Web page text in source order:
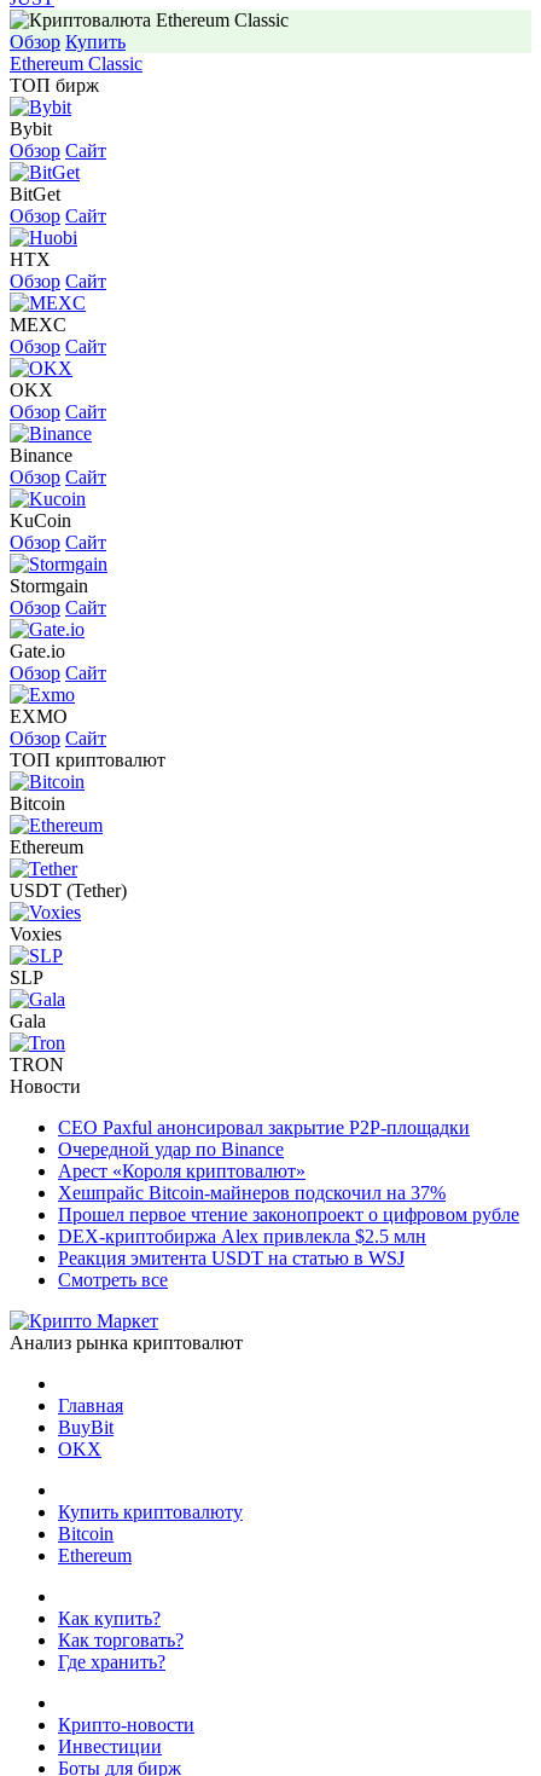
Обзор Купить
Ethereum Classic
ТОП бирж
Bybit
Обзор Сайт
BitGet
Обзор Сайт
HTX
Обзор Сайт
MEXC
Обзор Сайт
OKX
Обзор Сайт
Binance
Обзор Сайт
KuCoin
Обзор Сайт
Stormgain
Обзор Сайт
Gate.io
Обзор Сайт
EXMO
Обзор Сайт
ТОП криптовалют
Bitcoin
Ethereum
USDT (Tether)
Voxies
SLP
Gala
TRON
Новости
CEO Paxful анонсировал закрытие P2P-площадки
Очередной удар по Binance
Арест «Короля криптовалют»
Хешпрайс Bitcoin-майнеров подскочил на 37%
Прошел первое чтение законопроект о цифровом рубле
DEX-криптобиржа Alex привлекла $2.5 млн
Реакция эмитента USDT на статью в WSJ
Смотреть все
Анализ рынка криптовалют
Главная
BuyBit
OKX
Купить криптовалюту
Bitcoin
Ethereum
Как купить?
Как торговать?
Где хранить?
Крипто-новости
Инвестиции
Боты для бирж